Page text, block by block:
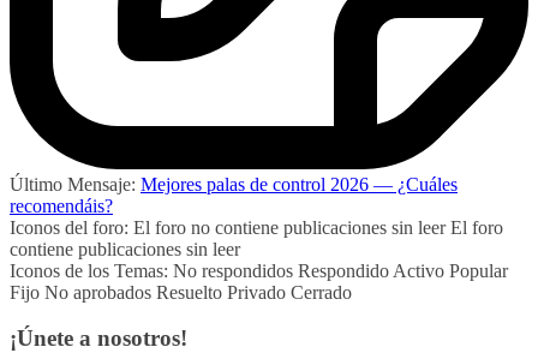
Último Mensaje: Mejores palas de control 2026 — ¿Cuáles
recomendáis?
Iconos del foro: El foro no contiene publicaciones sin leer El foro
contiene publicaciones sin leer
Iconos de los Temas: No respondidos Respondido Activo Popular
Fijo No aprobados Resuelto Privado Cerrado
¡Únete a nosotros!